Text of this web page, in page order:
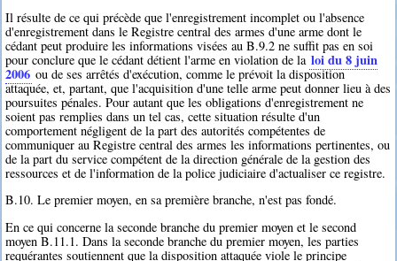
Il résulte de ce qui précède que l'enregistrement incomplet ou l'absence
d'enregistrement dans le Registre central des armes d'une arme dont le
cédant peut produire les informations visées au B.9.2 ne suffit pas en soi
pour conclure que le cédant détient l'arme en violation de la loi du 8 juin
2006 ou de ses arrêtés d'exécution, comme le prévoit la disposition
attaquée, et, partant, que l'acquisition d'une telle arme peut donner lieu à des
poursuites pénales. Pour autant que les obligations d'enregistrement ne
soient pas remplies dans un tel cas, cette situation résulte d'un
comportement négligent de la part des autorités compétentes de
communiquer au Registre central des armes les informations pertinentes, ou
de la part du service compétent de la direction générale de la gestion des
ressources et de l'information de la police judiciaire d'actualiser ce registre.
B.10. Le premier moyen, en sa première branche, n'est pas fondé.
En ce qui concerne la seconde branche du premier moyen et le second
moyen B.11.1. Dans la seconde branche du premier moyen, les parties
requérantes soutiennent que la disposition attaquée viole le principe